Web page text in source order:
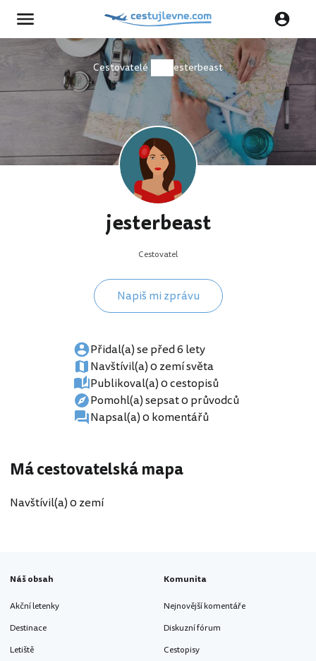
Cestovatelé jesterbeast
jesterbeast
Cestovatel
Napiš mi zprávu
Přidal(a) se před 6 lety
Navštívil(a) 0 zemí světa
Publikoval(a) 0 cestopisů
Pomohl(a) sepsat 0 průvodců
Napsal(a) 0 komentářů
Má cestovatelská mapa
Navštívil(a) 0 zemí
Náš obsah
Akční letenky
Destinace
Letiště
Komunita
Nejnovější komentáře
Diskuzní fórum
Cestopisy